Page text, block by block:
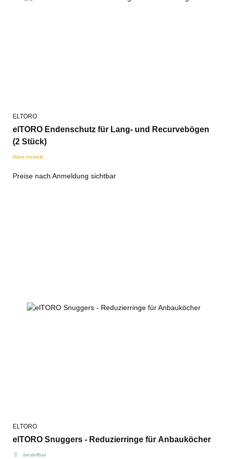
ELTORO
elTORO Endenschutz für Lang- und Recurvebögen
(2 Stück)
Ware bestellt.
Preise nach Anmeldung sichtbar
ELTORO
elTORO Snuggers - Reduzierringe für Anbauköcher
bestellbar